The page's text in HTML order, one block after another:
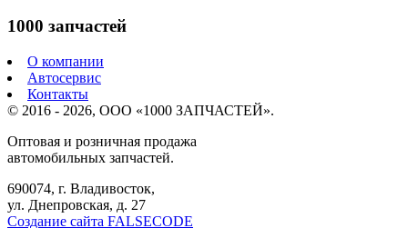
1000 запчастей
О компании
Автосервис
Контакты
© 2016 - 2026, ООО «1000 ЗАПЧАСТЕЙ».
Оптовая и розничная продажа
автомобильных запчастей.
690074, г. Владивосток,
ул. Днепровская, д. 27
Создание сайта FALSECODE